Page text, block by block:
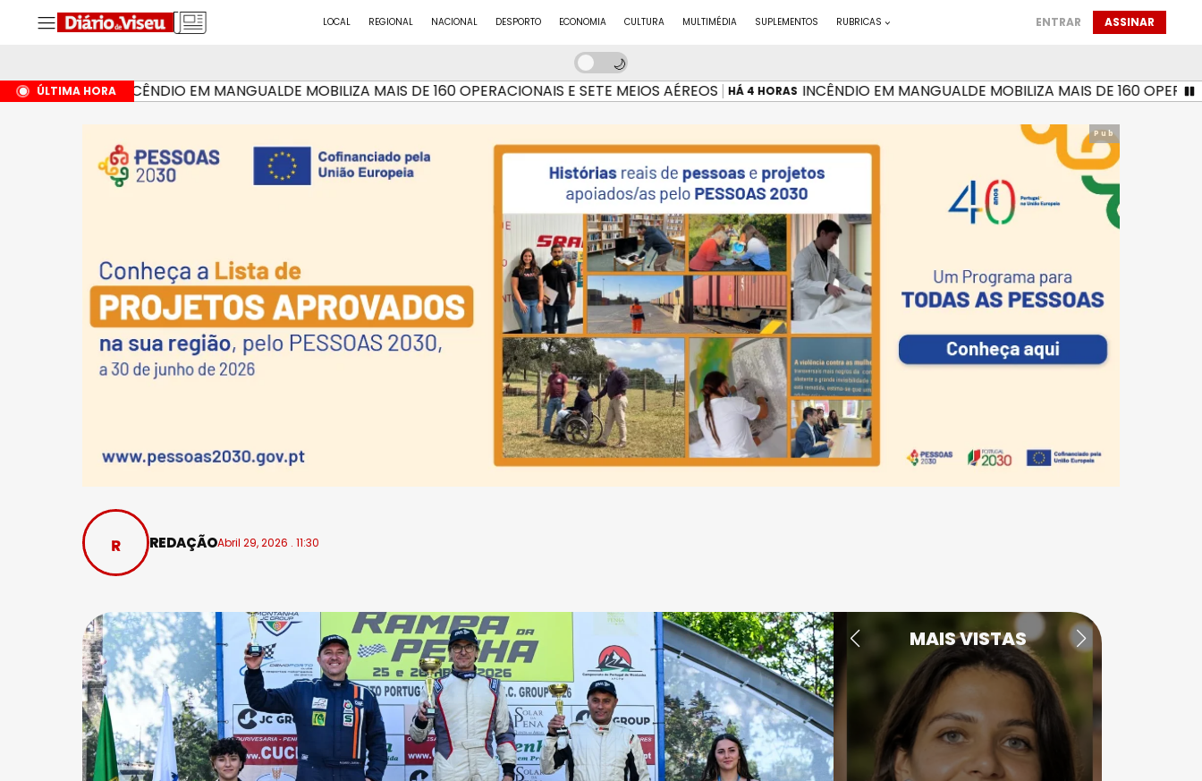
LOCAL REGIONAL NACIONAL DESPORTO ECONOMIA CULTURA MULTIMÉDIA SUPLEMENTOS RUBRICAS ENTRAR ASSINAR
ÚLTIMA HORA
HÁ 4 HORAS INCÊNDIO EM MANGUALDE MOBILIZA MAIS DE 160 OPERACIONAIS E SETE MEIOS AÉREOS HÁ 4 HORAS INCÊNDIO EM MANGUALDE MOBILIZA MAIS DE 160
Pub
REDAÇÃOAbril 29, 2026 . 11:30
MAIS VISTAS